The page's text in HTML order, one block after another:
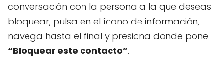
conversación con la persona a la que deseas
bloquear, pulsa en el ícono de información,
navega hasta el final y presiona donde pone
“Bloquear este contacto”.